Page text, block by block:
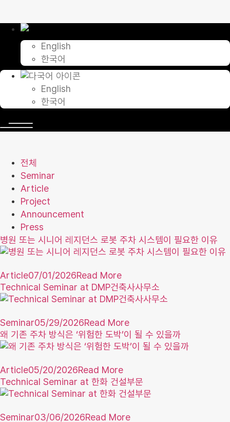
뛰
English
한국어
English
한국어
전체
Seminar
Article
Project
Announcement
Press
병원 또는 시니어 레지던스 로봇 주차 시스템이 필요한 이유
Article07/01/2026Read More
Technical Seminar at DMP건축사사무소
Seminar05/29/2026Read More
왜 기존 주차 방식은 ‘위험한 도박’이 될 수 있을까
Article05/20/2026Read More
Technical Seminar at 한화 건설부문
Seminar03/06/2026Read More